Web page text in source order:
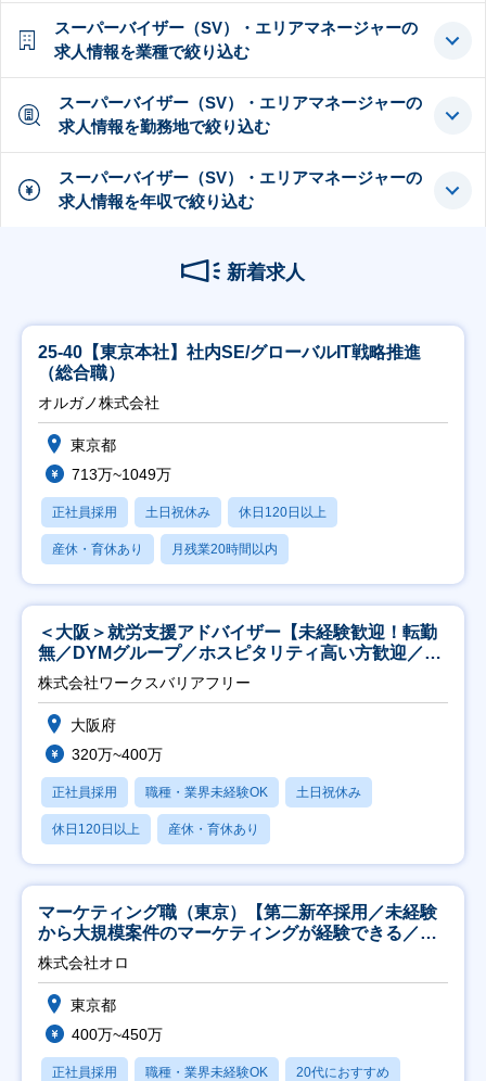
スーパーバイザー（SV）・エリアマネージャーの
求人情報を業種で絞り込む
スーパーバイザー（SV）・エリアマネージャーの
求人情報を勤務地で絞り込む
スーパーバイザー（SV）・エリアマネージャーの
求人情報を年収で絞り込む
新着求人
25-40【東京本社】社内SE/グローバルIT戦略推進
（総合職）
オルガノ株式会社
東京都
713万~1049万
正社員採用 土日祝休み 休日120日以上
産休・育休あり 月残業20時間以内
＜大阪＞就労支援アドバイザー【未経験歓迎！転勤
無／DYMグループ／ホスピタリティ高い方歓迎／土
日祝】
株式会社ワークスバリアフリー
大阪府
320万~400万
正社員採用 職種・業界未経験OK 土日祝休み
休日120日以上 産休・育休あり
マーケティング職（東京）【第二新卒採用／未経験
から大規模案件のマーケティングが経験できる／研
修充実】
株式会社オロ
東京都
400万~450万
正社員採用 職種・業界未経験OK 20代におすすめ